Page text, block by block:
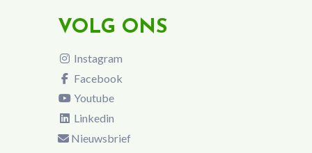
VOLG ONS
Instagram
Facebook
Youtube
Linkedin
Nieuwsbrief